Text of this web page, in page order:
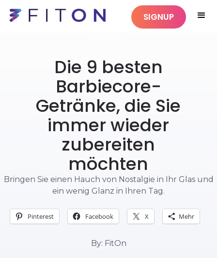
SIGNUP
Die 9 besten
Barbiecore-
Getränke, die Sie
immer wieder
zubereiten
möchten
Bringen Sie einen Hauch von Nostalgie in Ihr Glas und
ein wenig Glanz in Ihren Tag.
Pinterest Facebook X Mehr
By: FitOn